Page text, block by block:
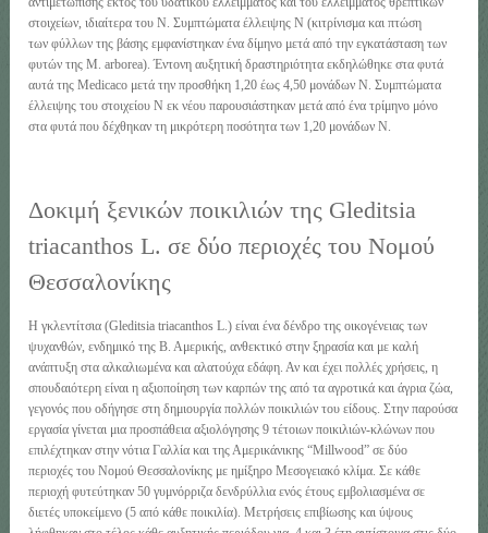
στοιχείων, ιδιαίτερα του Ν. Συμπτώματα έλλειψης Ν (κιτρίνισμα και πτώση
των φύλλων της βάσης εμφανίστηκαν ένα δίμηνο μετά από την εγκατάσταση των
φυτών της Μ. arborea). Έντονη αυξητική δραστηριότητα εκδηλώθηκε στα φυτά
αυτά της Medicaco μετά την προσθήκη 1,20 έως 4,50 μονάδων Ν. Συμπτώματα
έλλειψης του στοιχείου Ν εκ νέου παρουσιάστηκαν μετά από ένα τρίμηνο μόνο
στα φυτά που δέχθηκαν τη μικρότερη ποσότητα των 1,20 μονάδων Ν.
Δοκιμή ξενικών ποικιλιών της Gleditsia
triacanthos L. σε δύο περιοχές του Νομού
Θεσσαλονίκης
Η γκλεντίτσια (Gleditsia triacanthos L.) είναι ένα δένδρο της οικογένειας των
ψυχανθών, ενδημικό της Β. Αμερικής, ανθεκτικό στην ξηρασία και με καλή
ανάπτυξη στα αλκαλιωμένα και αλατούχα εδάφη. Αν και έχει πολλές χρήσεις, η
σπουδαιότερη είναι η αξιοποίηση των καρπών της από τα αγροτικά και άγρια ζώα,
γεγονός που οδήγησε στη δημιουργία πολλών ποικιλιών του είδους. Στην παρούσα
εργασία γίνεται μια προσπάθεια αξιολόγησης 9 τέτοιων ποικιλιών-κλώνων που
επιλέχτηκαν στην νότια Γαλλία και της Αμερικάνικης “Millwood” σε δύο
περιοχές του Νομού Θεσσαλονίκης με ημίξηρο Μεσογειακό κλίμα. Σε κάθε
περιοχή φυτεύτηκαν 50 γυμνόρριζα δενδρύλλια ενός έτους εμβολιασμένα σε
διετές υποκείμενο (5 από κάθε ποικιλία). Μετρήσεις επιβίωσης και ύψους